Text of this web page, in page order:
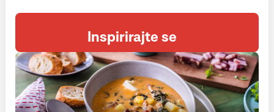
Inspirirajte se